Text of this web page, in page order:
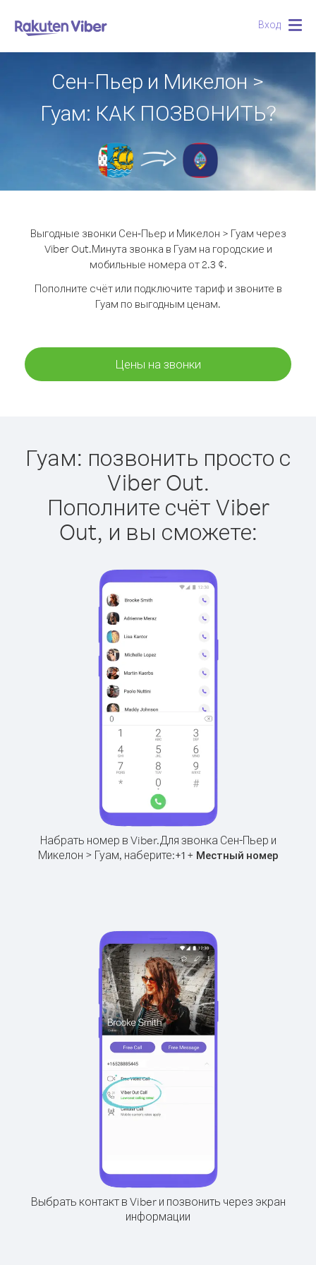
Вход
Сен-Пьер и Микелон >
Гуам: КАК ПОЗВОНИТЬ?
Выгодные звонки Сен-Пьер и Микелон > Гуам через
Viber Out.Минута звонка в Гуам на городские и
мобильные номера от 2.3 ¢.
Пополните счёт или подключите тариф и звоните в
Гуам по выгодным ценам.
Цены на звонки
Гуам: позвонить просто с
Viber Out.
Пополните счёт Viber
Out, и вы сможете:
Набрать номер в Viber.Для звонка Сен-Пьер и
Микелон > Гуам, наберите:+1+ Местный номер
Выбрать контакт в Viber и позвонить через экран
информации